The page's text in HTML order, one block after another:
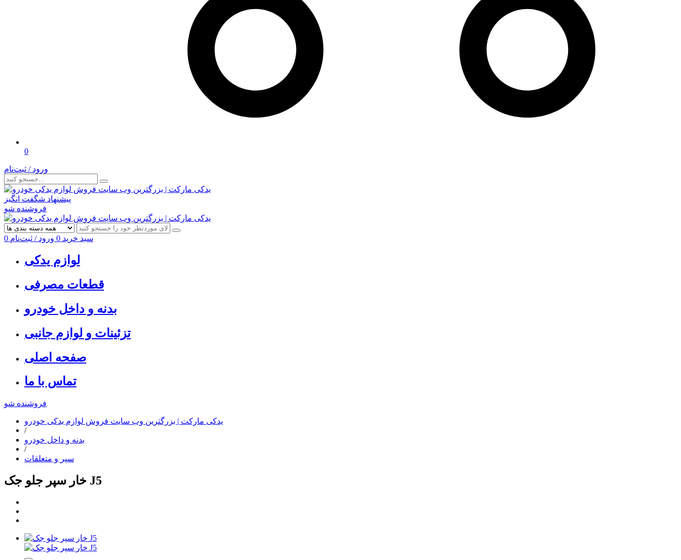
0
ورود / ثبت‌نام
پیشنهاد شگفت انگیز
فروشنده شو
0 سبد خرید 0 ورود / ثبت‌نام
لوازم یدکی
قطعات مصرفی
بدنه و داخل خودرو
تزئینات و لوازم جانبی
صفحه اصلی
تماس با ما
فروشنده شو
یدکی مارکت | بزرگترین وب سایت فروش لوازم یدکی خودرو
/
بدنه و داخل خودرو
/
سپر و متعلقات
خار سپر جلو جک J5